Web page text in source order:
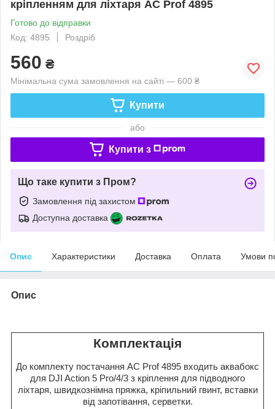
кріпленням для ліхтаря AC Prof 4895
Готово до відправки
Код: 4895
Роздріб
560 ₴
Мінімальна сума замовлення на сайті — 600 ₴
Купити
або
Купити з
Що таке купити з Пром?
Замовлення під захистом
Доступна доставка
Опис Характеристики Доставка Оплата Умови
Опис
Комплектація
До комплекту постачання AC Prof 4895 входить аквабокс
для DJI Action 5 Pro/4/3 з кріплення для підводного
ліхтаря, швидкознімна пряжка, кріпильний гвинт, вставки
від запотівання, серветки.